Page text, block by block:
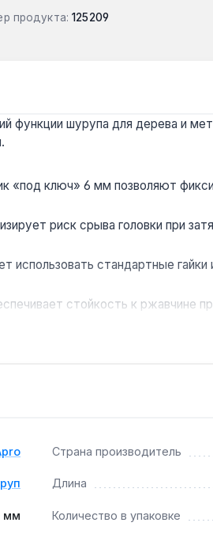
продукта: 125209
шурупа для дерева и
«под ключ» 6 мм позволяют
риск срыва головки при
использовать стандартные
стойкость к ржавчине
мебели, установки
в пористых материалах, но
Страна производитель
Длина
мм Количество в упаковке